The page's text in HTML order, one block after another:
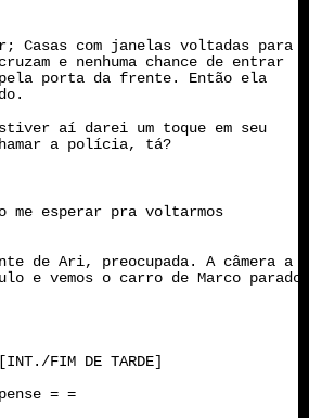
Casas com janelas voltadas para
e nenhuma chance de entrar
porta da frente. Então ela
aí darei um toque em seu
a polícia, tá?
me esperar pra voltarmos
de Ari, preocupada. A câmera a
e vemos o carro de Marco parado
FIM DE TARDE]
= =